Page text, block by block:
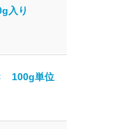
入り
100g単位